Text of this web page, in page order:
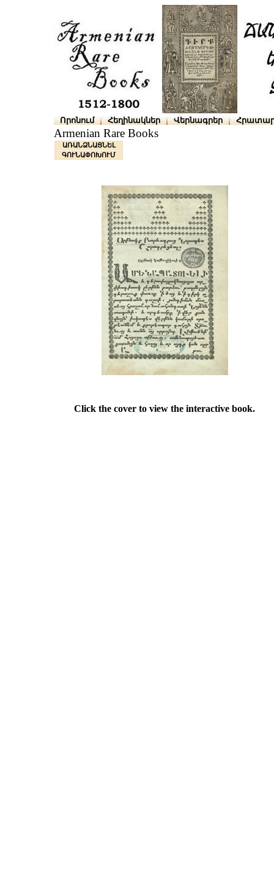
Որոնում Հեղինակներ Վերնագրեր
Armenian Rare Books
ԱՌԱՆՁՆԱՑՆԵԼ
ԳՈՒՆԱՓՈԽՈՒՄ
Click the cover to view the interactive book.